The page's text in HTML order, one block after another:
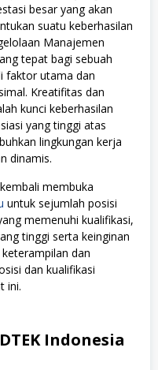
besar yang akan
suatu keberhasilan
Manajemen
tepat bagi sebuah
faktor utama dan
Kreatifitas dan
kunci keberhasilan
yang tinggi atas
lingkungan kerja
dinamis.
membuka
untuk sejumlah posisi
memenuhi kualifikasi,
tinggi serta keinginan
dan
dan kualifikasi
ini.
Indonesia